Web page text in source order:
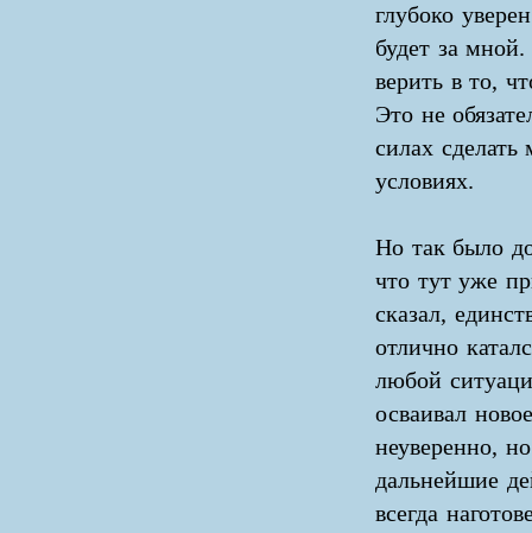
глубоко
будет за
верить в то,
Это не
силах
условиях.
Но так было
что тут уже
сказал,
отлично
любой
осваивал
неуверенно,
дальнейшие
всегда